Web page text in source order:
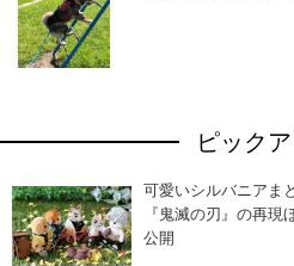
ピック
可愛いシルバニアま
『鬼滅の刃』の再
公開